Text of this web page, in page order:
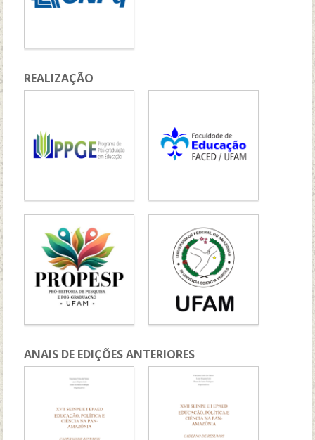
REALIZAÇÃO
ANAIS DE EDIÇÕES ANTERIORES